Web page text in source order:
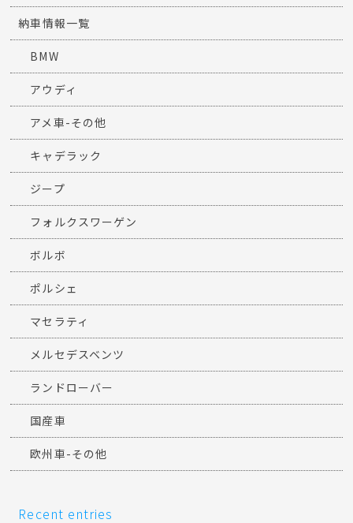
納車情報一覧
BMW
アウディ
アメ車-その他
キャデラック
ジープ
フォルクスワーゲン
ボルボ
ポルシェ
マセラティ
メルセデスベンツ
ランドローバー
国産車
欧州車-その他
Recent entries